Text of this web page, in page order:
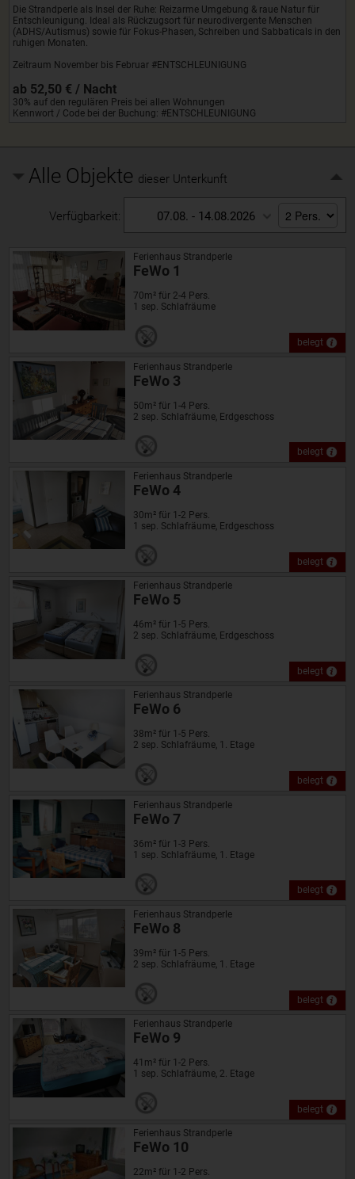
Die Strandperle als Insel der Ruhe: Reizarme Umgebung & raue Natur für
Entschleunigung. Ideal als Rückzugsort für neurodivergente Menschen
(ADHS/Autismus) sowie für Fokus-Phasen, Schreiben und Sabbaticals in den
ruhigen Monaten.
Zeitraum November bis Februar #ENTSCHLEUNIGUNG
ab 52,50 € / Nacht
30% auf den regulären Preis bei allen Wohnungen
Kennwort / Code bei der Buchung: #ENTSCHLEUNIGUNG
Alle Objekte dieser Unterkunft
Verfügbarkeit: 07.08. - 14.08.2026
belegt
Ferienhaus Strandperle
FeWo 1
70m² für 2-4 Pers.
1 sep. Schlafräume
belegt
Ferienhaus Strandperle
FeWo 3
50m² für 1-4 Pers.
2 sep. Schlafräume, Erdgeschoss
belegt
Ferienhaus Strandperle
FeWo 4
30m² für 1-2 Pers.
1 sep. Schlafräume, Erdgeschoss
belegt
Ferienhaus Strandperle
FeWo 5
46m² für 1-5 Pers.
2 sep. Schlafräume, Erdgeschoss
belegt
Ferienhaus Strandperle
FeWo 6
38m² für 1-5 Pers.
2 sep. Schlafräume, 1. Etage
belegt
Ferienhaus Strandperle
FeWo 7
36m² für 1-3 Pers.
1 sep. Schlafräume, 1. Etage
belegt
Ferienhaus Strandperle
FeWo 8
39m² für 1-5 Pers.
2 sep. Schlafräume, 1. Etage
belegt
Ferienhaus Strandperle
FeWo 9
41m² für 1-2 Pers.
1 sep. Schlafräume, 2. Etage
Ferienhaus Strandperle
FeWo 10
22m² für 1-2 Pers.